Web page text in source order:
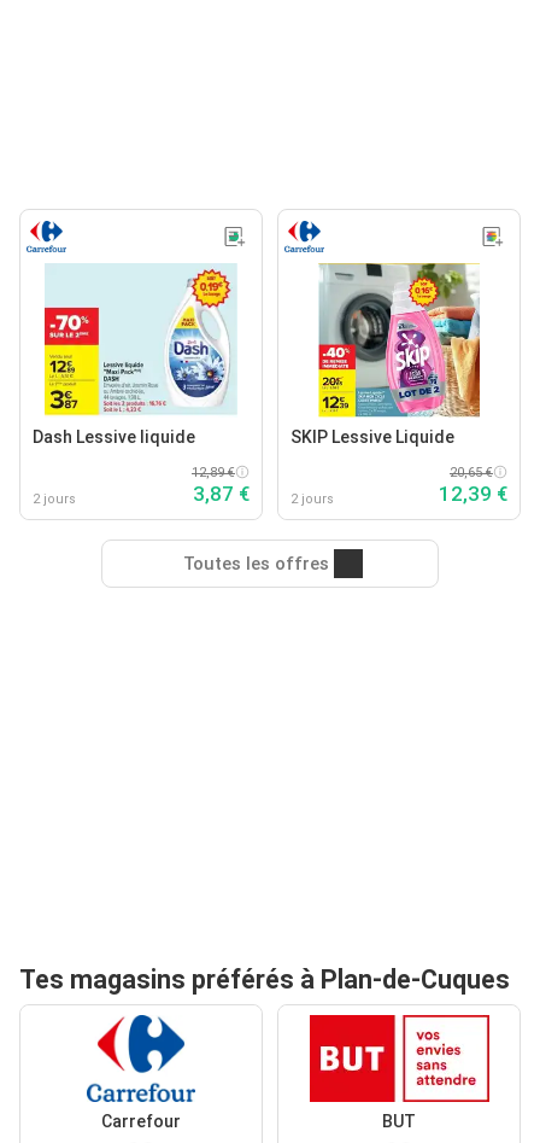
Dash Lessive liquide
2 jours
12,89 €
3,87 €
SKIP Lessive Liquide
2 jours
20,65 €
12,39 €
Toutes les offres
Tes magasins préférés à Plan-de-Cuques
Carrefour BUT